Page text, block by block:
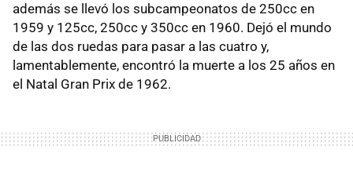
además se llevó los subcampeonatos de 250cc en
1959 y 125cc, 250cc y 350cc en 1960. Dejó el mundo
de las dos ruedas para pasar a las cuatro y,
lamentablemente, encontró la muerte a los 25 años en
el Natal Gran Prix de 1962.